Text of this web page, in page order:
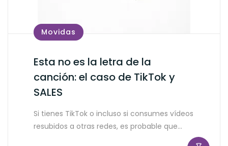
Movidas
Esta no es la letra de la
canción: el caso de TikTok y
SALES
Si tienes TikTok o incluso si consumes vídeos
resubidos a otras redes, es probable que…